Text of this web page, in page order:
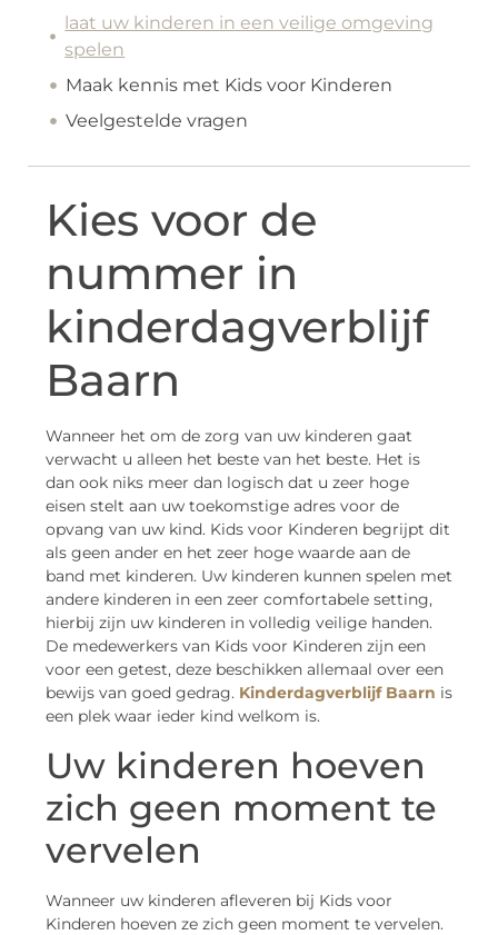
laat uw kinderen in een veilige omgeving
spelen
Maak kennis met Kids voor Kinderen
Veelgestelde vragen
Kies voor de
nummer in
kinderdagverblijf
Baarn
Wanneer het om de zorg van uw kinderen gaat
verwacht u alleen het beste van het beste. Het is
dan ook niks meer dan logisch dat u zeer hoge
eisen stelt aan uw toekomstige adres voor de
opvang van uw kind. Kids voor Kinderen begrijpt dit
als geen ander en het zeer hoge waarde aan de
band met kinderen. Uw kinderen kunnen spelen met
andere kinderen in een zeer comfortabele setting,
hierbij zijn uw kinderen in volledig veilige handen.
De medewerkers van Kids voor Kinderen zijn een
voor een getest, deze beschikken allemaal over een
bewijs van goed gedrag. Kinderdagverblijf Baarn is
een plek waar ieder kind welkom is.
Uw kinderen hoeven
zich geen moment te
vervelen
Wanneer uw kinderen afleveren bij Kids voor
Kinderen hoeven ze zich geen moment te vervelen.